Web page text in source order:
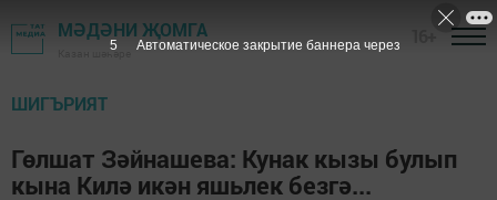
МӘДӘНИ ҖОМГА
Казан шәһәре
ШИГЪРИЯТ
Гөлшат Зәйнашева: Кунак кызы булып
кына Килә икән яшьлек безгә...
4 Автоматическое закрытие баннера через